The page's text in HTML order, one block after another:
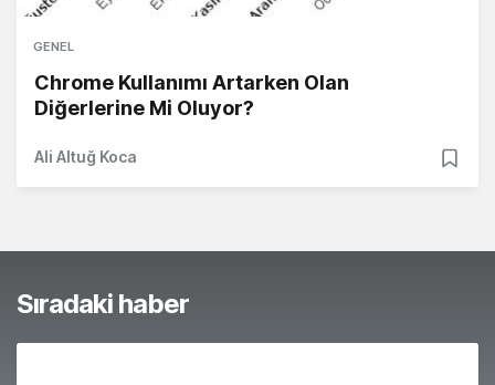
GENEL
Chrome Kullanımı Artarken Olan
Diğerlerine Mi Oluyor?
Ali Altuğ Koca
Sıradaki haber